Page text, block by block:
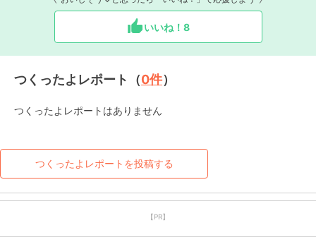
いいね！ 8
つくったよレポート（0件）
つくったよレポートはありません
つくったよレポートを投稿する
【PR】